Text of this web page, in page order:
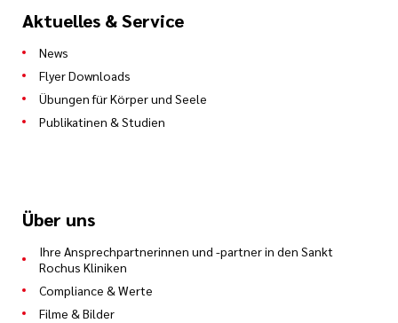
Aktuelles & Service
News
Flyer Downloads
Übungen für Körper und Seele
Publikatinen & Studien
Über uns
Ihre Ansprechpartnerinnen und -partner in den Sankt
Rochus Kliniken
Compliance & Werte
Filme & Bilder